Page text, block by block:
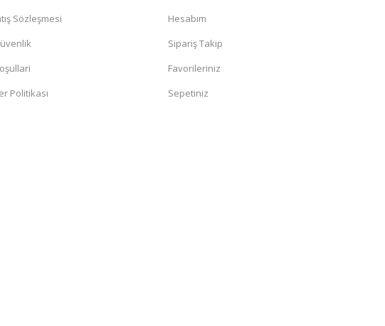
Sözleşmesi
Politikası
Hesabım
Sipariş Takip
Favorileriniz
Sepetiniz